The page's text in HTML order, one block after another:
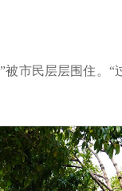
市民层层围住。